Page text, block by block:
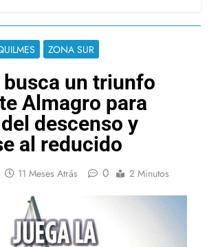
ZONA SUR
un triunfo
Almagro para
descenso y
al reducido
11 Meses Atrás 0 2 Minutos